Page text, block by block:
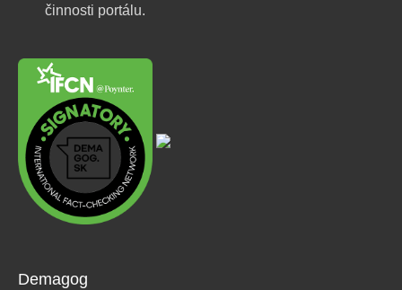
Demagog
činnosti portálu.